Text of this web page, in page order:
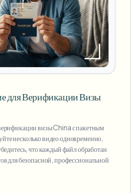
для Верификации Визы
визы China с пакетным
несколько видео одновременно,
что каждый файл обработан
для безопасной, профессиональной